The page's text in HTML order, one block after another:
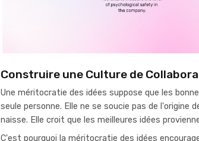
Construire une Culture de
Une méritocratie des idées suppose que les
seule personne. Elle ne se soucie pas de l'origine
naisse. Elle croit que les meilleures idées
C'est pourquoi la méritocratie des idées